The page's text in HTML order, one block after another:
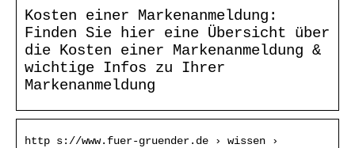
Kosten einer Markenanmeldung:
Finden Sie hier eine Übersicht über
die Kosten einer Markenanmeldung &
wichtige Infos zu Ihrer
Markenanmeldung
http s://www.fuer-gruender.de › wissen ›